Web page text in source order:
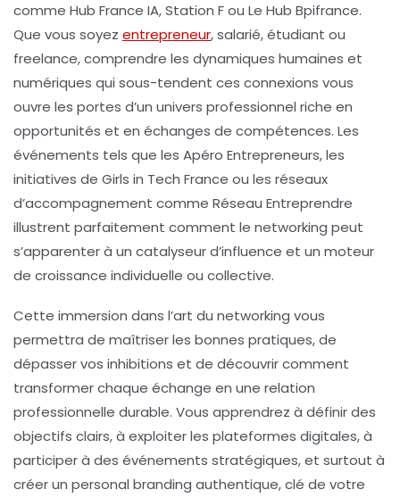
comme Hub France IA, Station F ou Le Hub Bpifrance.
Que vous soyez entrepreneur, salarié, étudiant ou
freelance, comprendre les dynamiques humaines et
numériques qui sous-tendent ces connexions vous
ouvre les portes d’un univers professionnel riche en
opportunités et en échanges de compétences. Les
événements tels que les Apéro Entrepreneurs, les
initiatives de Girls in Tech France ou les réseaux
d’accompagnement comme Réseau Entreprendre
illustrent parfaitement comment le networking peut
s’apparenter à un catalyseur d’influence et un moteur
de croissance individuelle ou collective.
Cette immersion dans l’art du networking vous
permettra de maîtriser les bonnes pratiques, de
dépasser vos inhibitions et de découvrir comment
transformer chaque échange en une relation
professionnelle durable. Vous apprendrez à définir des
objectifs clairs, à exploiter les plateformes digitales, à
participer à des événements stratégiques, et surtout à
créer un personal branding authentique, clé de votre